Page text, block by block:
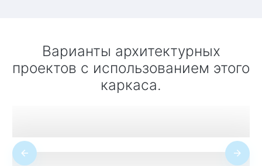
Варианты архитектурных
проектов с использованием этого
каркаса.